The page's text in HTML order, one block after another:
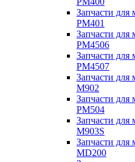
Запчасти для
PM401
Запчасти для
PM4506
Запчасти для
PM4507
Запчасти для
M902
Запчасти для
PM504
Запчасти для
M903S
Запчасти для
MD200